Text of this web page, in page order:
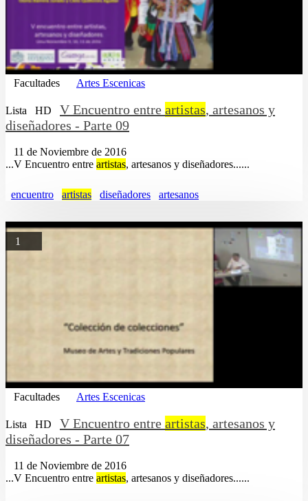
Facultades Artes Escenicas
Lista HD V Encuentro entre artistas, artesanos y
diseñadores - Parte 09
11 de Noviembre de 2016
...V Encuentro entre artistas, artesanos y diseñadores......
encuentro artistas diseñadores artesanos
1
Facultades Artes Escenicas
Lista HD V Encuentro entre artistas, artesanos y
diseñadores - Parte 07
11 de Noviembre de 2016
...V Encuentro entre artistas, artesanos y diseñadores......